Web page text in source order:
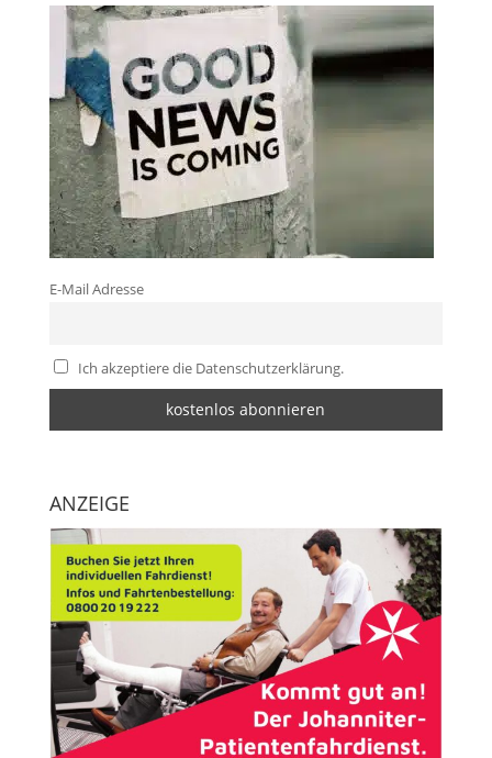
E-Mail Adresse
Ich akzeptiere die Datenschutzerklärung.
ANZEIGE